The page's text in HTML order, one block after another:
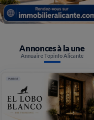
Annonces à la une
Annuaire Topinfo Alicante